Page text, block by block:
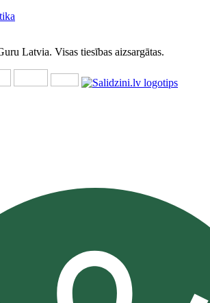
Latvia. Visas tiesības aizsargātas.